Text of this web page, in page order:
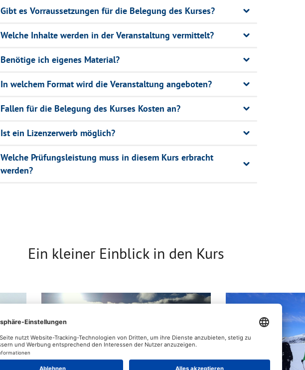
Gibt es Vorraussetzungen für die Belegung des Kurses?
Welche Inhalte werden in der Veranstaltung vermittelt?
Benötige ich eigenes Material?
In welchem Format wird die Veranstaltung angeboten?
Fallen für die Belegung des Kurses Kosten an?
Ist ein Lizenzerwerb möglich?
Welche Prüfungsleistung muss in diesem Kurs erbracht
werden?
Ein kleiner Einblick in den Kurs